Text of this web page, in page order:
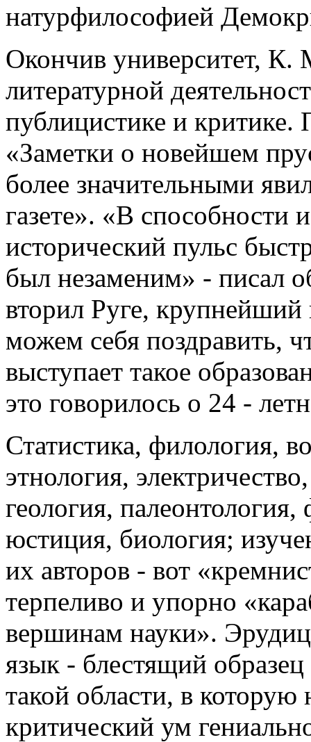
натурфилософией
Окончив университет, К.
литературной
публицистике и критике.
«Заметки о новейшем
более значительными
газете». «В способности
исторический пульс
был незаменим» - писал
вторил Руге,
можем себя поздравить,
выступает такое
это говорилось о 24 -
Статистика, филология,
этнология,
геология,
юстиция, биология;
их авторов - вот
терпеливо и упорно
вершинам науки».
язык - блестящий
такой области, в
критический ум